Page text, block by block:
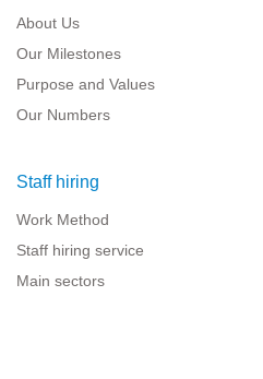
About Us
Our Milestones
Purpose and Values
Our Numbers
Staff hiring
Work Method
Staff hiring service
Main sectors